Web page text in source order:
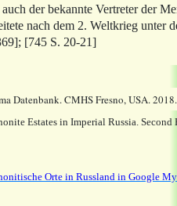
der bekannte Vertreter der
nach dem 2. Weltkrieg unter
[745 S. 20-21]
Datenbank. CMHS Fresno, USA.
Estates in Imperial Russia.
Orte in Russland in Google